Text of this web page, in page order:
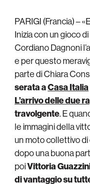
PARIGI (Francia) –
Inizia con un gioco
Cordiano Dagnoni
e per questo
parte di Chiara
serata aCasa Italia
L’arrivo delle due
travolgente. E
le immagini della
un moto collettivo
dopo una buona
poiVittoria
di vantaggio su